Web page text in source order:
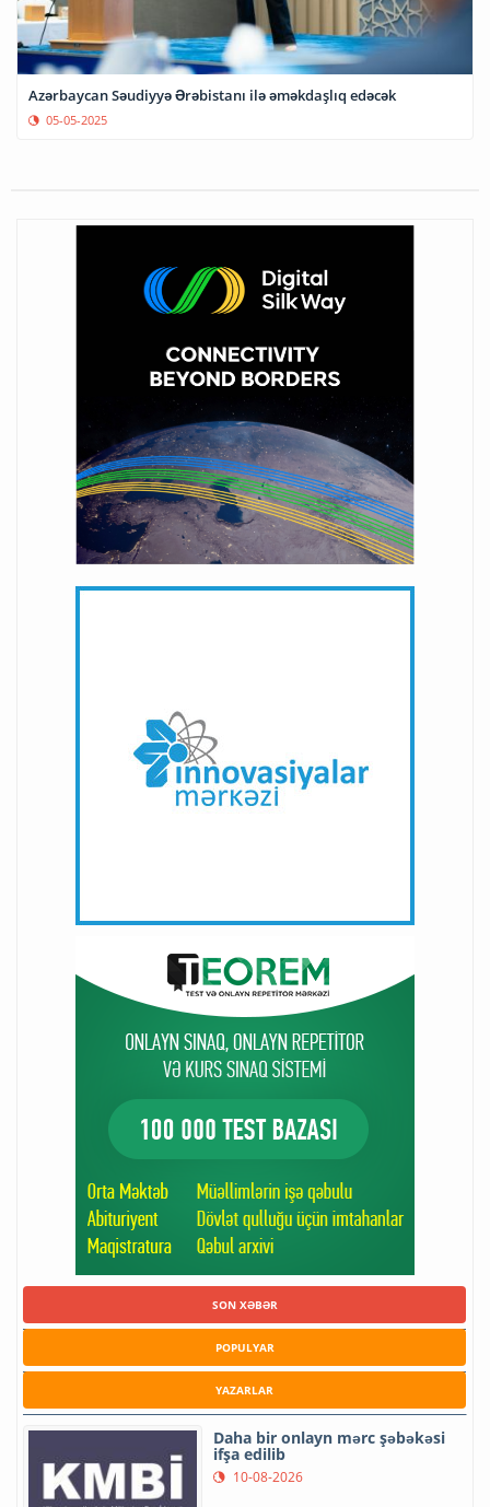
Azərbaycan Səudiyyə Ərəbistanı ilə əməkdaşlıq edəcək
05-05-2025
SON XƏBƏR
POPULYAR
YAZARLAR
Daha bir onlayn mərc şəbəkəsi
ifşa edilib
10-08-2026